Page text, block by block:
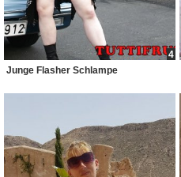
4
Junge Flasher Schlampe